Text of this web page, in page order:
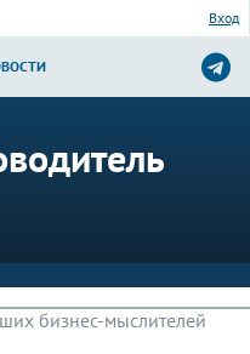
Вход
бизнес-мыслителей